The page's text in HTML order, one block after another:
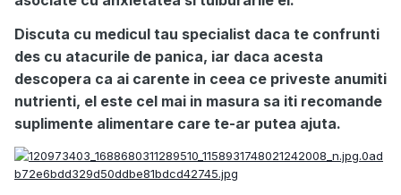
Discuta cu medicul tau specialist daca te confrunti
des cu atacurile de panica, iar daca acesta
descopera ca ai carente in ceea ce priveste anumiti
nutrienti, el este cel mai in masura sa iti recomande
suplimente alimentare care te-ar putea ajuta.